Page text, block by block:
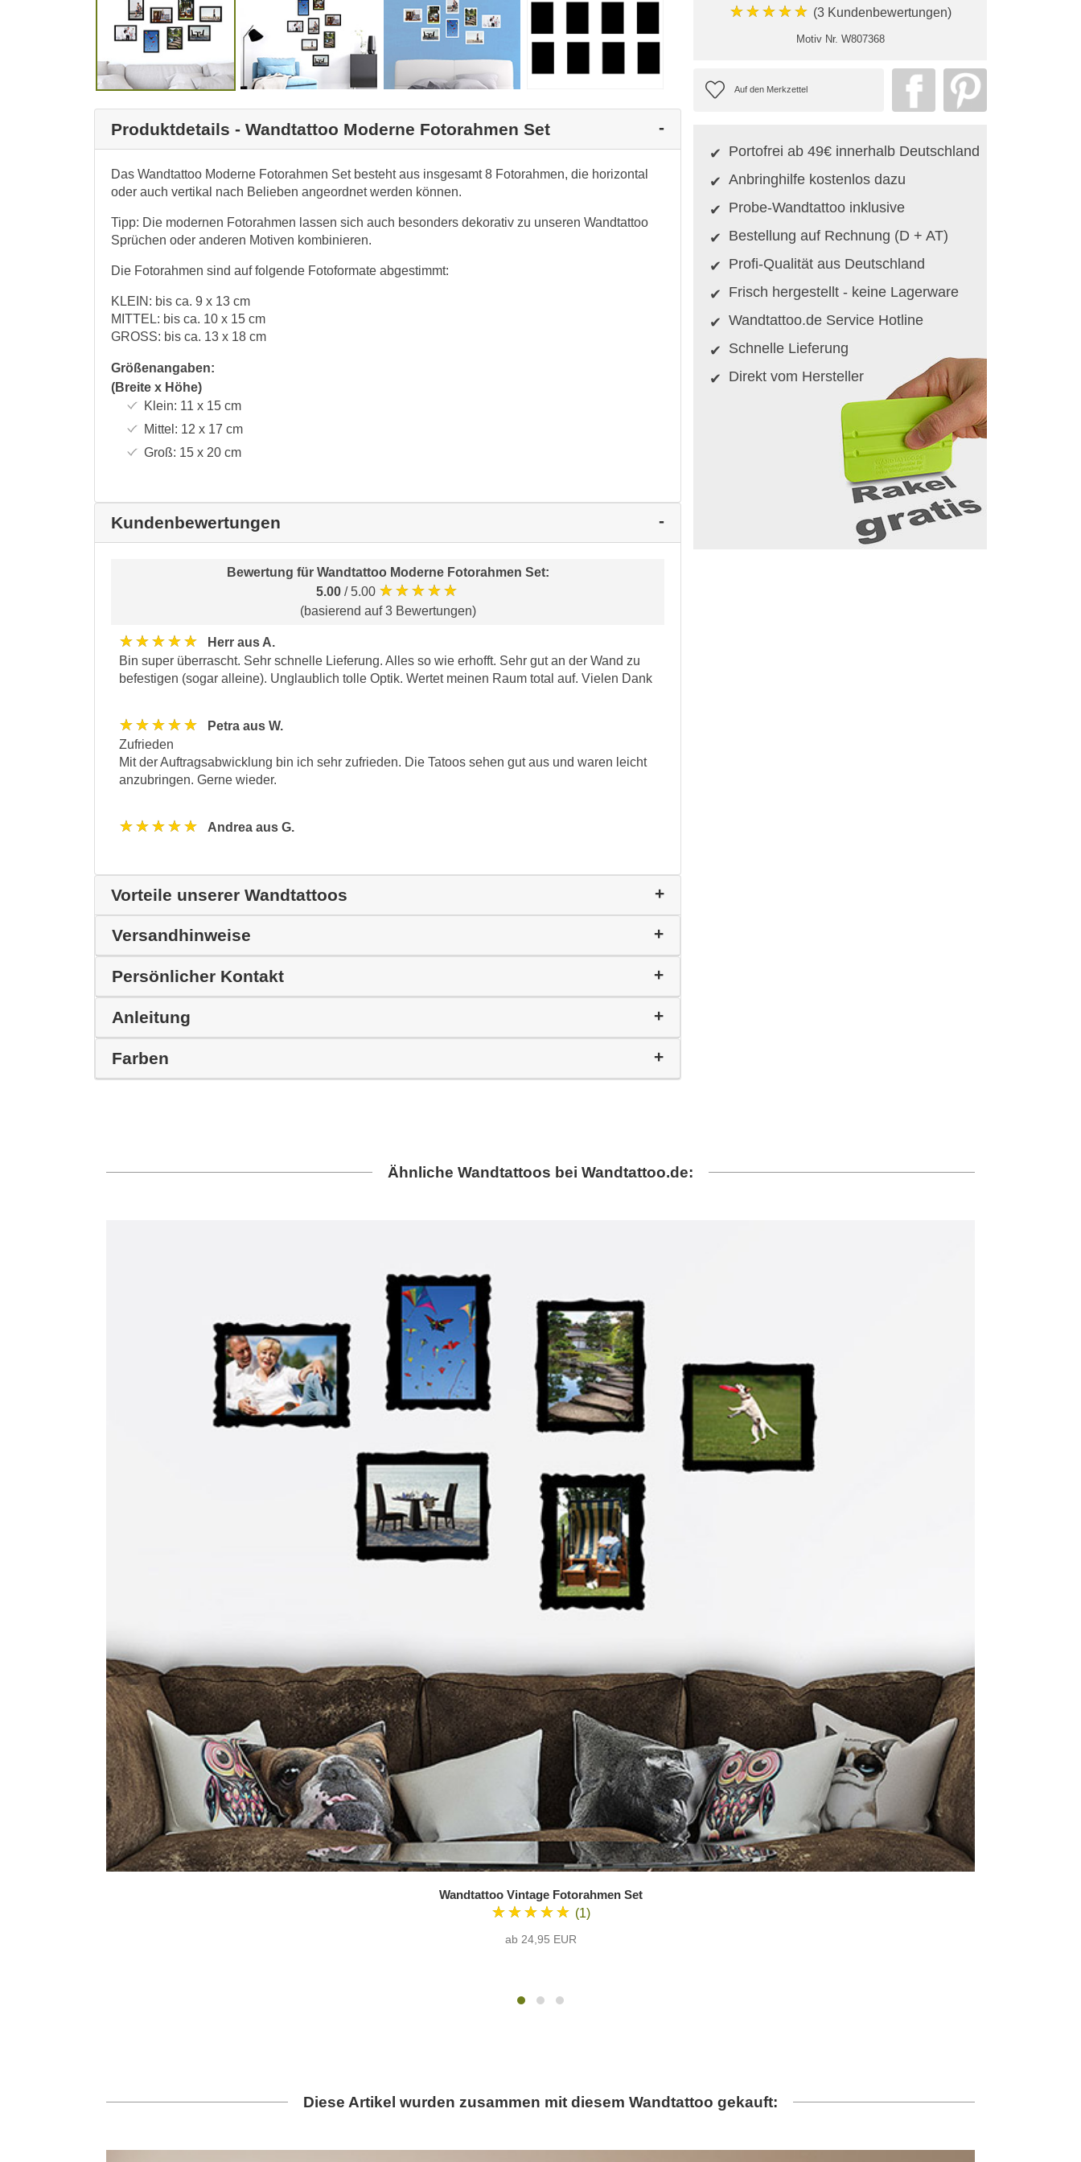
Produktdetails - Wandtattoo Moderne Fotorahmen Set
Das Wandtattoo Moderne Fotorahmen Set besteht aus insgesamt 8 Fotorahmen, die horizontal
oder auch vertikal nach Belieben angeordnet werden können.
Tipp: Die modernen Fotorahmen lassen sich auch besonders dekorativ zu unseren Wandtattoo
Sprüchen oder anderen Motiven kombinieren.
Die Fotorahmen sind auf folgende Fotoformate abgestimmt:
KLEIN: bis ca. 9 x 13 cm
MITTEL: bis ca. 10 x 15 cm
GROSS: bis ca. 13 x 18 cm
Größenangaben:
(Breite x Höhe)
Klein: 11 x 15cm
Mittel: 12 x 17 cm
Groß: 15 x 20cm
Kundenbewertungen
Bewertung für Wandtattoo Moderne Fotorahmen Set:
5.00 / 5.00 ★★★★★
(basierend auf 3 Bewertungen)
★★★★★
Herr aus A.
Bin super überrascht. Sehr schnelle Lieferung. Alles so wie erhofft. Sehr gut an der Wand zu
befestigen (sogar alleine). Unglaublich tolle Optik. Wertet meinen Raum total auf. Vielen Dank
★★★★★
Petra aus W.
Zufrieden
Mit der Auftragsabwicklung bin ich sehr zufrieden. Die Tatoos sehen gut aus und waren leicht
anzubringen. Gerne wieder.
★★★★★ Andrea aus G.
Vorteile unserer Wandtattoos
Versandhinweise
Persönlicher Kontakt
Anleitung
Farben
★★★★★ (3 Kundenbewertungen)
Motiv Nr. W807368
Portofrei ab 49€ innerhalb Deutschland
Anbringhilfe kostenlos dazu
Probe-Wandtattoo inklusive
Bestellung auf Rechnung (D + AT)
Profi-Qualität aus Deutschland
Frisch hergestellt - keine Lagerware
Wandtattoo.de Service Hotline
Schnelle Lieferung
Direkt vom Hersteller
Ähnliche Wandtattoos bei Wandtattoo.de:
Wandtattoo Vintage Fotorahmen Set
★★★★★ (1)
ab 24,95 EUR
Diese Artikel wurden zusammen mit diesem Wandtattoo gekauft: